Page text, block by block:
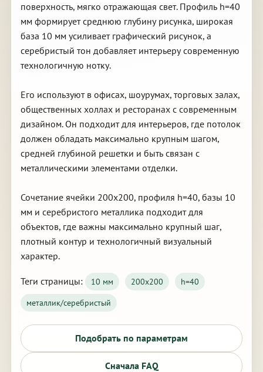
поверхность, мягко отражающая свет. Профиль h=40
мм формирует среднюю глубину рисунка, широкая
база 10 мм усиливает графический рисунок, а
серебристый тон добавляет интерьеру современную
технологичную нотку.
Его используют в офисах, шоурумах, торговых залах,
общественных холлах и ресторанах с современным
дизайном. Он подходит для интерьеров, где потолок
должен обладать максимально крупным шагом,
средней глубиной решетки и быть связан с
металлическими элементами отделки.
Сочетание ячейки 200х200, профиля h=40, базы 10
мм и серебристого металлика подходит для
объектов, где важны максимально крупный шаг,
плотный контур и технологичный визуальный
характер.
Теги страницы: 10 мм 200х200
h=40
металлик/серебристый
Подобрать по параметрам
Сначала FAQ